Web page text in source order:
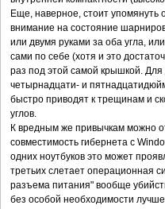
Еще, наверное, стоит
внимание на состояние
или двумя руками за оба угла,
сами по себе (хотя и это
раз под этой самой крышкой.
четырнадцати- и
быстро приводят к трещинам и
углов.
К вредным же привычкам можно
совместимость гибернета с
одних ноутбуков это может
третьих слетает операционная
разъема питания" вообще
без особой необходимости